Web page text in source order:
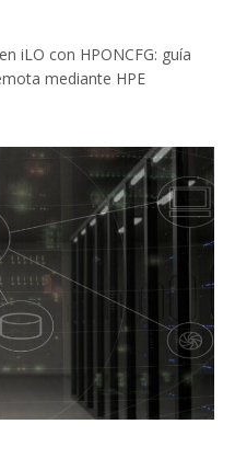
iLO con HPONCFG: guía
mediante HPE